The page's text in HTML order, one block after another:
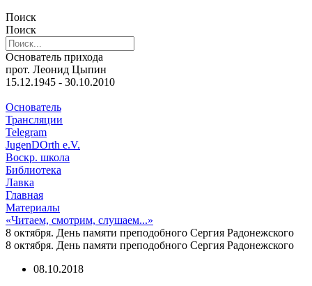
Поиск
Поиск
Основатель прихода
прот. Леонид Цыпин
15.12.1945 - 30.10.2010
Основатель
Трансляции
Telegram
JugenDOrth e.V.
Воскр. школа
Библиотека
Лавка
Главная
Материалы
«Читаем, смотрим, слушаем...»
8 октября. День памяти преподобного Сергия Радонежского
8 октября. День памяти преподобного Сергия Радонежского
08.10.2018